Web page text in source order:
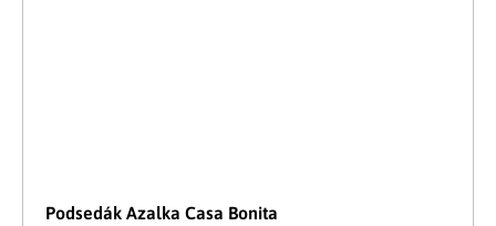
Podsedák Azalka Casa Bonita